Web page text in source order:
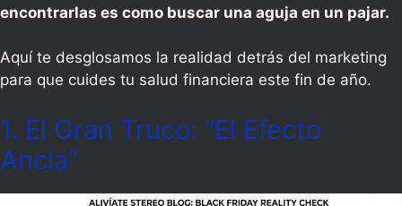
encontrarlas es como buscar una aguja en un pajar.
Aquí te desglosamos la realidad detrás del marketing
para que cuides tu salud financiera este fin de año.
1. El Gran Truco: “El Efecto
Ancla”